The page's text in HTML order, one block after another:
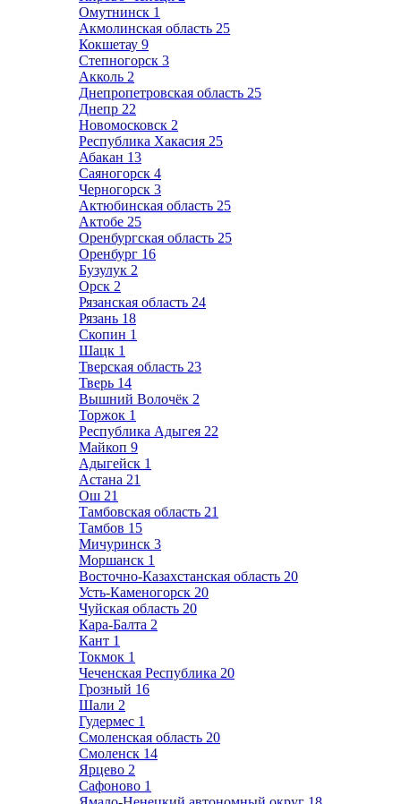
Омутнинск 1
Акмолинская область 25
Кокшетау 9
Степногорск 3
Акколь 2
Днепропетровская область 25
Днепр 22
Новомосковск 2
Республика Хакасия 25
Абакан 13
Саяногорск 4
Черногорск 3
Актюбинская область 25
Актобе 25
Оренбургская область 25
Оренбург 16
Бузулук 2
Орск 2
Рязанская область 24
Рязань 18
Скопин 1
Шацк 1
Тверская область 23
Тверь 14
Вышний Волочёк 2
Торжок 1
Республика Адыгея 22
Майкоп 9
Адыгейск 1
Астана 21
Ош 21
Тамбовская область 21
Тамбов 15
Мичуринск 3
Моршанск 1
Восточно-Казахстанская область 20
Усть-Каменогорск 20
Чуйская область 20
Кара-Балта 2
Кант 1
Токмок 1
Чеченская Республика 20
Грозный 16
Шали 2
Гудермес 1
Смоленская область 20
Смоленск 14
Ярцево 2
Сафоново 1